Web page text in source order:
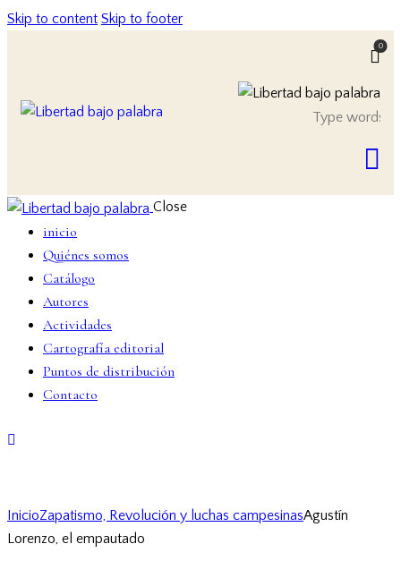
Skip to content Skip to footer
0
Close
inicio
Quiénes somos
Catálogo
Autores
Actividades
Cartografía editorial
Puntos de distribución
Contacto
InicioZapatismo, Revolución y luchas campesinasAgustín
Lorenzo, el empautado